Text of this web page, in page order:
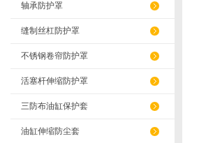
轴承防护罩
缝制丝杠防护罩
不锈钢卷帘防护罩
活塞杆伸缩防护罩
三防布油缸保护套
油缸伸缩防尘套